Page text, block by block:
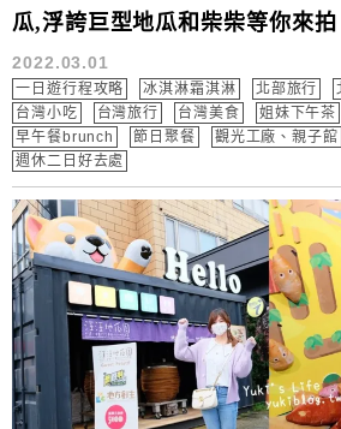
瓜,浮誇巨型地瓜和柴柴等你來拍
2022.03.01
一日遊行程攻略 冰淇淋霜淇淋 北部旅行
台灣小吃
台灣旅行 台灣美食 姐妹下午茶
早午餐brunch
節日聚餐 觀光工廠、親子館
週休二日好去處